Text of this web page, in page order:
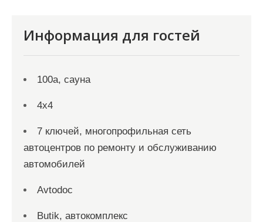
Информация для гостей
100а, сауна
4х4
7 ключей, многопрофильная сеть
автоцентров по ремонту и обслуживанию
автомобилей
Avtodoc
Butik, автокомплекс